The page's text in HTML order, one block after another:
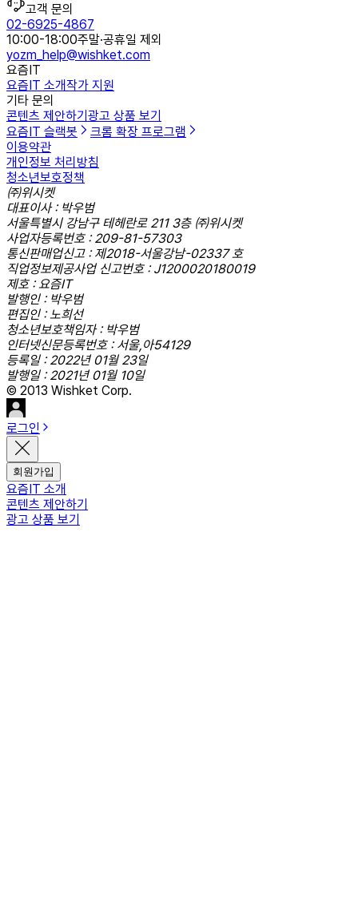
고객 문의
02-6925-4867
10:00-18:00주말·공휴일 제외
yozm_help@wishket.com
요즘IT
요즘IT 소개작가 지원
기타 문의
콘텐츠 제안하기광고 상품 보기
요즘IT 슬랙봇
크롬 확장 프로그램
이용약관
개인정보 처리방침
청소년보호정책
㈜위시켓
대표이사 : 박우범
서울특별시 강남구 테헤란로 211 3층 ㈜위시켓
사업자등록번호 : 209-81-57303
통신판매업신고 : 제2018-서울강남-02337 호
직업정보제공사업 신고번호 : J1200020180019
제호 : 요즘IT
발행인 : 박우범
편집인 : 노희선
청소년보호책임자 : 박우범
인터넷신문등록번호 : 서울,아54129
등록일 : 2022년 01월 23일
발행일 : 2021년 01월 10일
© 2013 Wishket Corp.
로그인
회원가입
요즘IT 소개
콘텐츠 제안하기
광고 상품 보기